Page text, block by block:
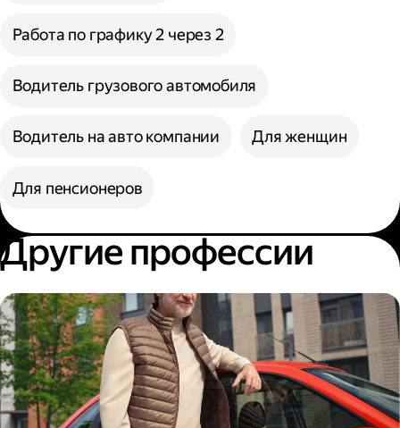
Работа по графику 2 через 2
Водитель грузового автомобиля
Водитель на авто компании Для женщин
Для пенсионеров
Другие профессии